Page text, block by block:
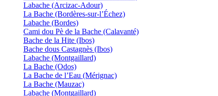
Labache (Arcizac-Adour)
La Bache (Bordères-sur-l’Échez)
Labache (Bordes)
Cami dou Pè de la Bache (Calavanté)
Bache de la Hite (Ibos)
Bache dous Castagnès (Ibos)
Labache (Montgaillard)
La Bache (Odos)
La Bache de l’Eau (Mérignac)
La Bache (Mauzac)
Labache (Montgaillard)